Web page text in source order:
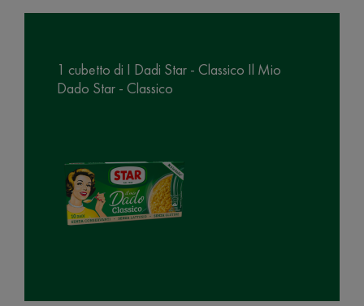
1 cubetto di I Dadi Star - Classico Il Mio
Dado Star - Classico